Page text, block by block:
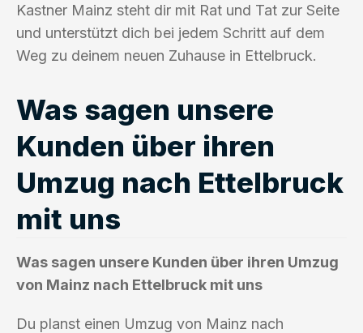
Kastner Mainz steht dir mit Rat und Tat zur Seite
und unterstützt dich bei jedem Schritt auf dem
Weg zu deinem neuen Zuhause in Ettelbruck.
Was sagen unsere
Kunden über ihren
Umzug nach Ettelbruck
mit uns
Was sagen unsere Kunden über ihren Umzug
von Mainz nach Ettelbruck mit uns
Du planst einen Umzug von Mainz nach